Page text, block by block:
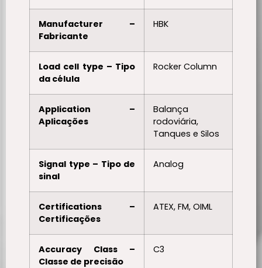
Manufacturer –
Fabricante
HBK
Load cell type – Tipo
da célula
Rocker Column
Application –
Aplicações
Balança
rodoviária,
Tanques e Silos
Signal type – Tipo de
sinal
Analog
Certifications –
Certificações
ATEX, FM, OIML
Accuracy Class –
Classe de precisão
C3